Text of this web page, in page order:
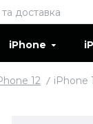
доставка
iPhone
12 iPhone